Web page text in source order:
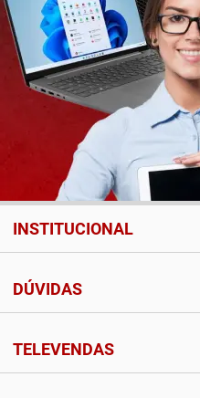
INSTITUCIONAL
DÚVIDAS
TELEVENDAS